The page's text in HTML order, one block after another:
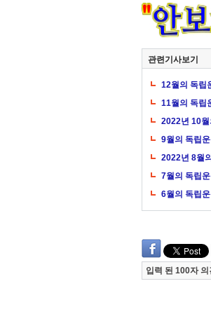
관련기사보기
12월의 독립
11월의 독립
2022년 10월
9월의 독립
2022년 8월
7월의 독립운
6월의 독립
입력 된 100자